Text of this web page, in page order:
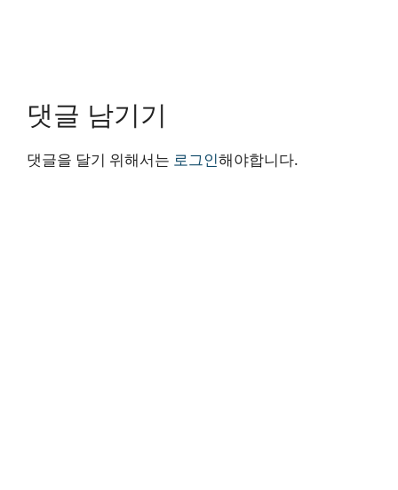
댓글 남기기
댓글을 달기 위해서는 로그인해야합니다.